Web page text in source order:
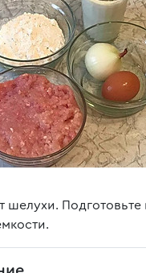
шелухи. Подготовьте